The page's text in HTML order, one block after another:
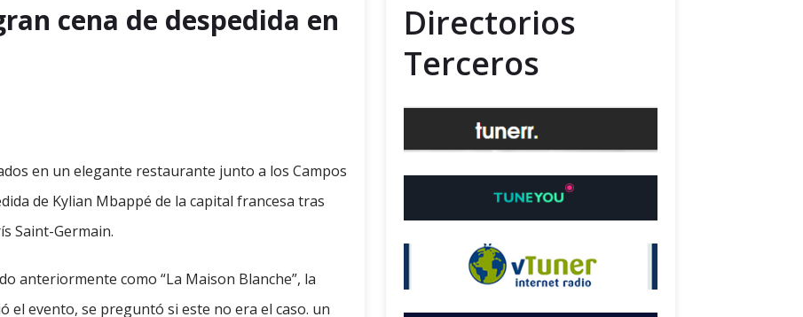
u
cena de despedida en
en un elegante restaurante junto a los Campos
de Kylian Mbappé de la capital francesa tras
Saint-Germain.
anteriormente como “La Maison Blanche”, la
el evento, se preguntó si este no era el caso. un
Directorios
Terceros